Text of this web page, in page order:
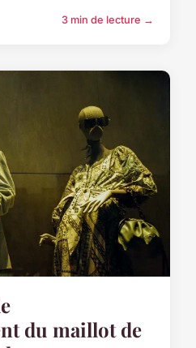
3 min de lecture →
du maillot de